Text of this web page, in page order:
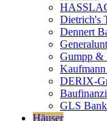
Dietrich's
Dennert
Gumpp &
Kaufmann
DERIX-
GLS Bank
Häuser